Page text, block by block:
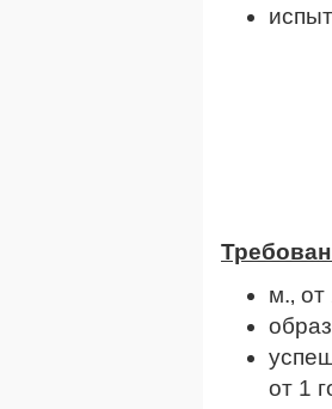
м.‚
от 1